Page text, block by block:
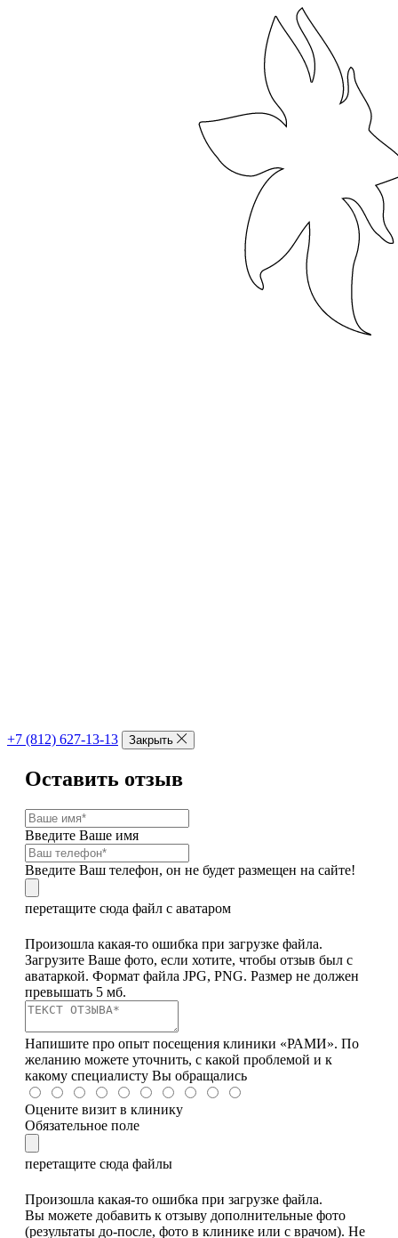
+7 (812) 627-13-13 Закрыть
Оставить отзыв
Введите Ваше имя
Введите Ваш телефон, он не будет размещен на сайте!
перетащите сюда файл с аватаром
Произошла какая-то ошибка при загрузке файла.
Загрузите Ваше фото, если хотите, чтобы отзыв был с
аватаркой. Формат файла JPG, PNG. Размер не должен
превышать 5 мб.
Напишите про опыт посещения клиники «РАМИ». По
желанию можете уточнить, с какой проблемой и к
какому специалисту Вы обращались
Оцените визит в клинику
Обязательное поле
перетащите сюда файлы
Произошла какая-то ошибка при загрузке файла.
Вы можете добавить к отзыву дополнительные фото
(результаты до-после, фото в клинике или с врачом). Не